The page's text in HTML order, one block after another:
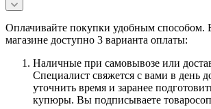
Оплачивайте покупки удобным способом.
магазине доступно 3 варианта оплаты:
Наличные при самовывозе или
Специалист свяжется с вами в день
уточнить время и заранее
купюры. Вы подписываете